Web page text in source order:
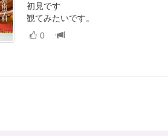
初見です
観てみたいです。
0